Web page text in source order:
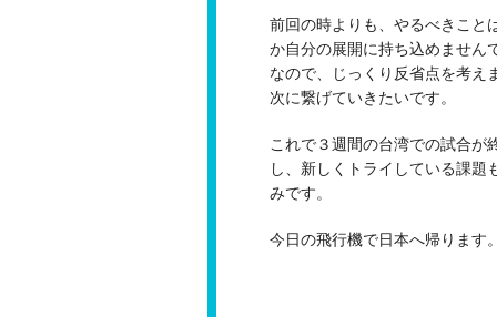
前回の時よりも、やるべきこと
か自分の展開に持ち込めません
なので、じっくり反省点を考え
次に繋げていきたいです。
これで３週間の台湾での試合が
し、新しくトライしている課題
みです。
今日の飛行機で日本へ帰ります